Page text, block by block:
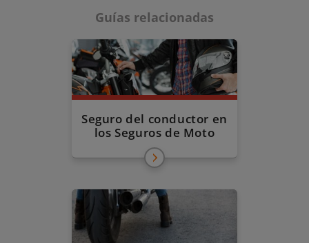
Guías relacionadas
Seguro del conductor en
los Seguros de Moto